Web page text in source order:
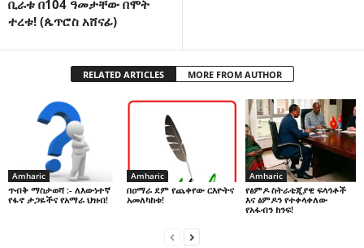
ቢራቱ በ104 ዓመታቸው በሞት
ተረቱ! (ጴጥሮስ አሸናፊ)
RELATED ARTICLES MORE FROM AUTHOR
Amharic
ጥብቅ ማስታወሻ :- ለእውነተኛ
የፋኖ ታጋዬችና የአማራ ህዝብ!
Amharic
በዐማራ ደም የጨቀየው ርእዮትና
አመለካከቱ!
Amharic
የፅምዶ ስትራቴጂያዊ ፍላጎቶች
እና ፅምዶን የተቀላቀለው
የአፋብን ክንፍ!